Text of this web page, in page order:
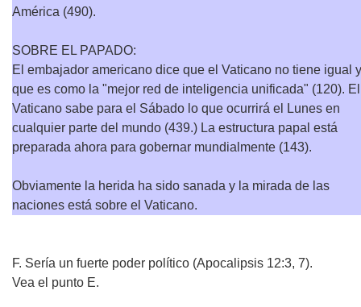
América (490).
SOBRE EL PAPADO:
El embajador americano dice que el Vaticano no tiene igual
que es como la "mejor red de inteligencia unificada" (120). El
Vaticano sabe para el Sábado lo que ocurrirá el Lunes en
cualquier parte del mundo (439.) La estructura papal está
preparada ahora para gobernar mundialmente (143).
Obviamente la herida ha sido sanada y la mirada de las
naciones está sobre el Vaticano.
F. Sería un fuerte poder político (Apocalipsis 12:3, 7).
Vea el punto E.